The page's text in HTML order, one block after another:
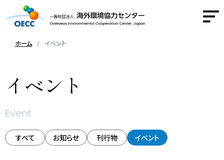
ホーム イベント
イベント
Event
すべて お知らせ 刊行物 イベント